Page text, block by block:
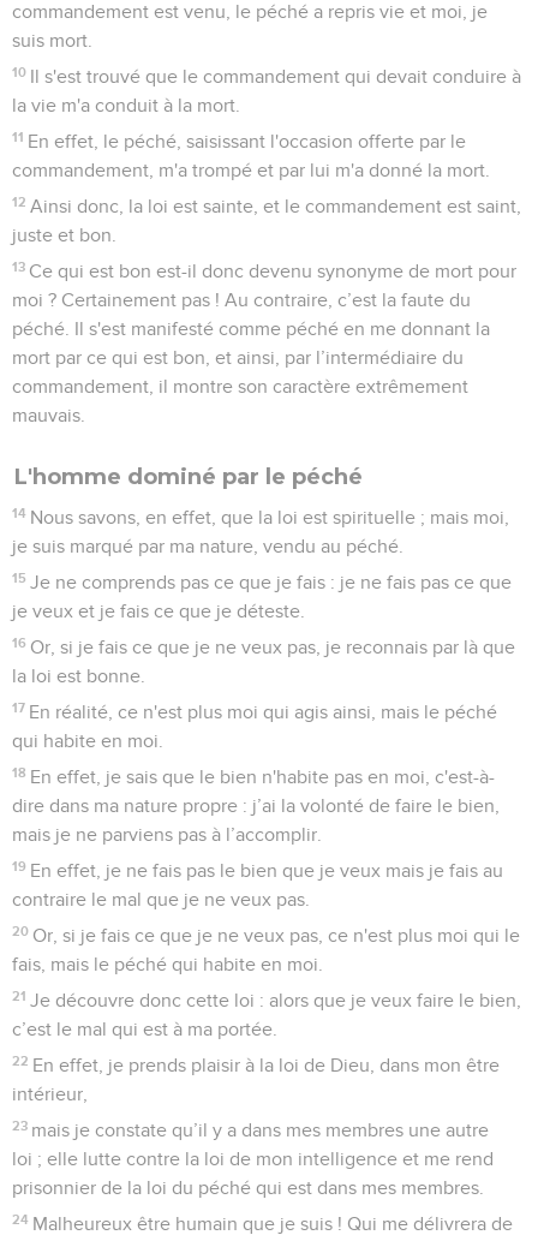
commandement est venu, le péché a repris vie et moi, je
suis mort.
10 Il s'est trouvé que le commandement qui devait conduire à
la vie m'a conduit à la mort.
11 En effet, le péché, saisissant l'occasion offerte par le
commandement, m'a trompé et par lui m'a donné la mort.
12 Ainsi donc, la loi est sainte, et le commandement est saint,
juste et bon.
13 Ce qui est bon est-il donc devenu synonyme de mort pour
moi ? Certainement pas ! Au contraire, c’est la faute du
péché. Il s'est manifesté comme péché en me donnant la
mort par ce qui est bon, et ainsi, par l’intermédiaire du
commandement, il montre son caractère extrêmement
mauvais.
L'homme dominé par le péché
14 Nous savons, en effet, que la loi est spirituelle ; mais moi,
je suis marqué par ma nature, vendu au péché.
15 Je ne comprends pas ce que je fais : je ne fais pas ce que
je veux et je fais ce que je déteste.
16 Or, si je fais ce que je ne veux pas, je reconnais par là que
la loi est bonne.
17 En réalité, ce n'est plus moi qui agis ainsi, mais le péché
qui habite en moi.
18 En effet, je sais que le bien n'habite pas en moi, c'est-à-
dire dans ma nature propre : j’ai la volonté de faire le bien,
mais je ne parviens pas à l’accomplir.
19 En effet, je ne fais pas le bien que je veux mais je fais au
contraire le mal que je ne veux pas.
20 Or, si je fais ce que je ne veux pas, ce n'est plus moi qui le
fais, mais le péché qui habite en moi.
21 Je découvre donc cette loi : alors que je veux faire le bien,
c’est le mal qui est à ma portée.
22 En effet, je prends plaisir à la loi de Dieu, dans mon être
intérieur,
23 mais je constate qu’il y a dans mes membres une autre
loi ; elle lutte contre la loi de mon intelligence et me rend
prisonnier de la loi du péché qui est dans mes membres.
24 Malheureux être humain que je suis ! Qui me délivrera de